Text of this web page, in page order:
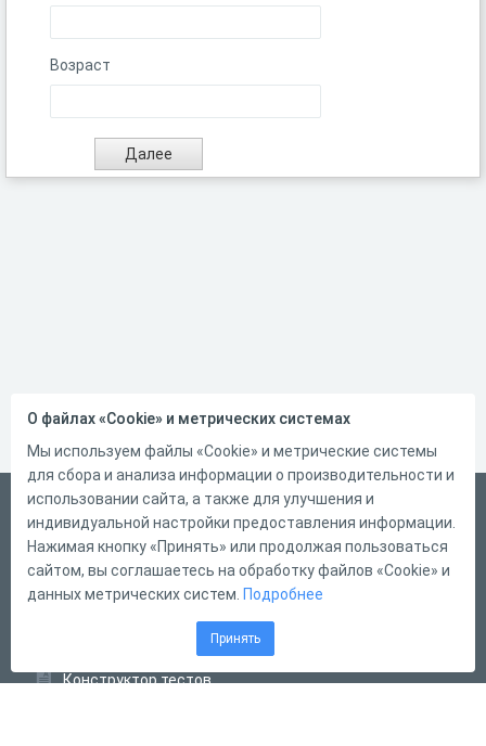
Возраст
Русский
Справка
Форма обратной связи
Конструктор тестов
О файлах «Cookie» и метрических системах
Мы используем файлы «Cookie» и метрические системы
для сбора и анализа информации о производительности и
использовании сайта, а также для улучшения и
индивидуальной настройки предоставления информации.
Нажимая кнопку «Принять» или продолжая пользоваться
сайтом, вы соглашаетесь на обработку файлов «Cookie» и
данных метрических систем. Подробнее
Принять